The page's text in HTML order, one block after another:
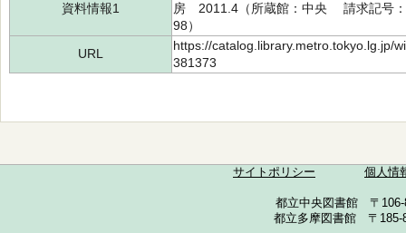
資料情報1
房 2011.4（所蔵館：中央 請求記号
98）
URL
https://catalog.library.metro.tokyo.lg.jp/
381373
サイトポリシー 個人情
都立中央図書館 〒
都立多摩図書館 〒185-